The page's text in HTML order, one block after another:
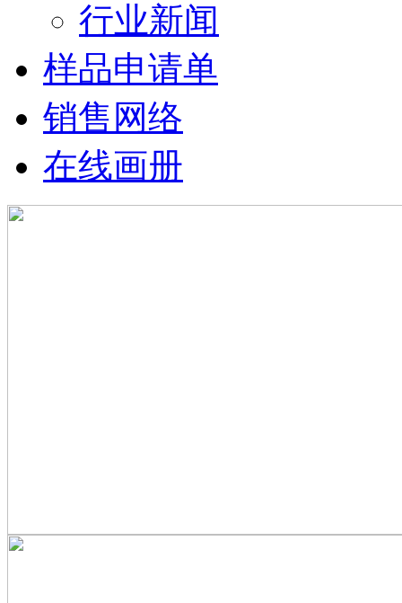
行业新闻
样品申请单
销售网络
在线画册